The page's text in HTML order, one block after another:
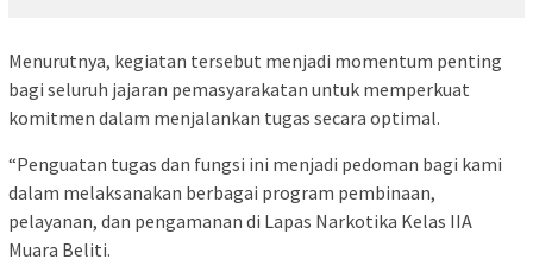
Menurutnya, kegiatan tersebut menjadi momentum penting
bagi seluruh jajaran pemasyarakatan untuk memperkuat
komitmen dalam menjalankan tugas secara optimal.
“Penguatan tugas dan fungsi ini menjadi pedoman bagi kami
dalam melaksanakan berbagai program pembinaan,
pelayanan, dan pengamanan di Lapas Narkotika Kelas IIA
Muara Beliti.